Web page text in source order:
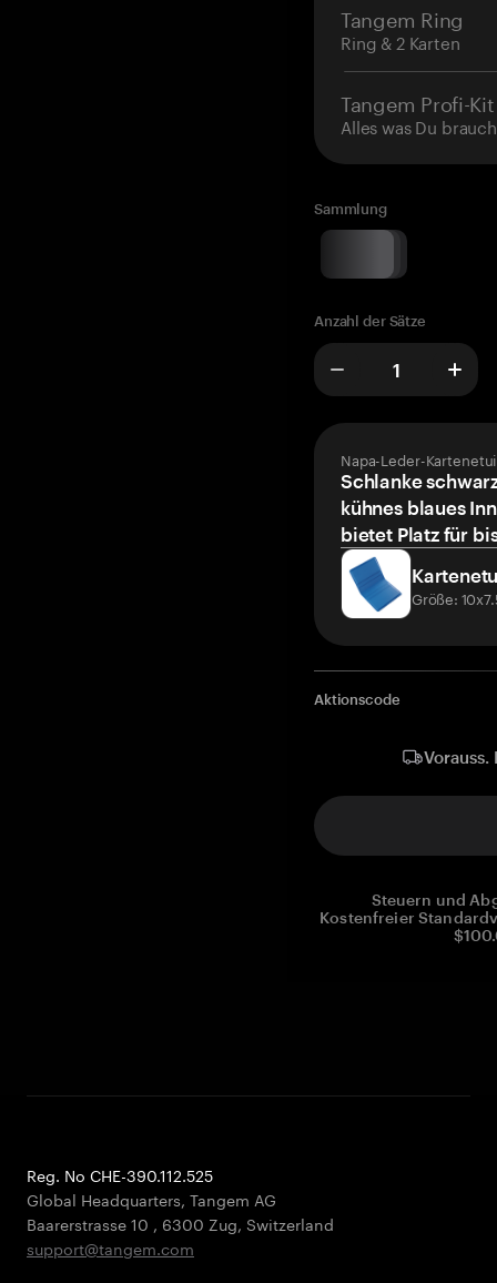
Tangem Ring
Ring & 2 Karten
Tangem Profi-Kit
Alles was Du
Sammlung
Anzahl der Sätze
Napa-Leder-
Schlanke
kühnes blaues
bietet Platz für
Größe:
Aktionscode
Steuern und
Kostenfreier
Reg. No CHE-390.112.525
Global Headquarters, Tangem AG
Baarerstrasse 10 , 6300 Zug, Switzerland
support@tangem.com